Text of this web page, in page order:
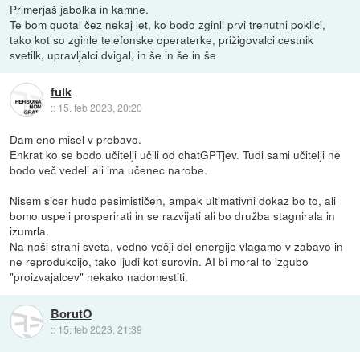
Primerjaš jabolka in kamne.
Te bom quotal čez nekaj let, ko bodo zginli prvi trenutni poklici,
tako kot so zginle telefonske operaterke, prižigovalci cestnik
svetilk, upravljalci dvigal, in še in še in še
fulk
:: 15. feb 2023, 20:20
Dam eno misel v prebavo.
Enkrat ko se bodo učitelji učili od chatGPTjev. Tudi sami učitelji ne
bodo več vedeli ali ima učenec narobe.
Nisem sicer hudo pesimističen, ampak ultimativni dokaz bo to, ali
bomo uspeli prosperirati in se razvijati ali bo družba stagnirala in
izumrla.
Na naši strani sveta, vedno večji del energije vlagamo v zabavo in
ne reprodukcijo, tako ljudi kot surovin. AI bi moral to izgubo
"proizvajalcev" nekako nadomestiti.
BorutO
:: 15. feb 2023, 21:39